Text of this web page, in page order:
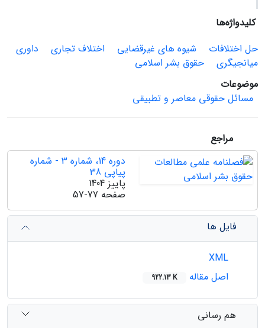
کلیدواژه‌ها
حل اختلافات
شیوه های غیرقضایی اختلاف تجاری
داوری
میانجیگری
حقوق بشر اسلامی
موضوعات
مسائل حقوقی معاصر و تطبیقی
مراجع
دوره 14، شماره 3 - شماره
پیاپی 38
پاییز 1404
صفحه 57-77
فایل ها
اصل مقاله
922.13 K
هم رسانی